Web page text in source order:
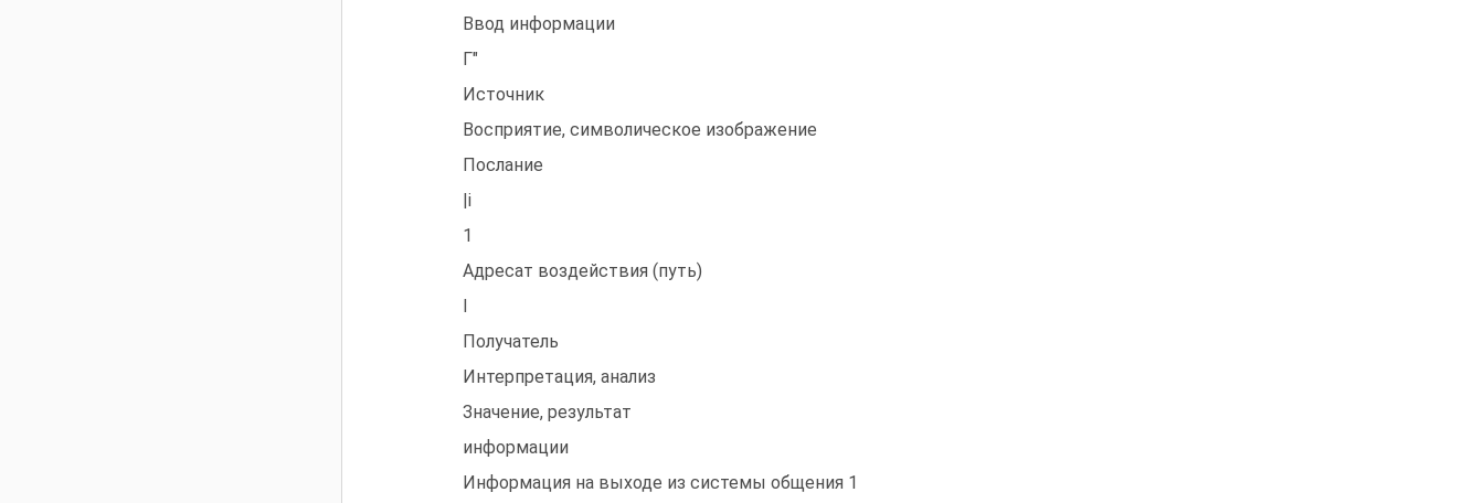
Ввод информации
Г"
Источник
Восприятие, символическое изображение
Послание
|i
1
Адресат воздействия (путь)
І
Получатель
Интерпретация, анализ
Значение, результат
информации
Информация на выходе из системы общения 1